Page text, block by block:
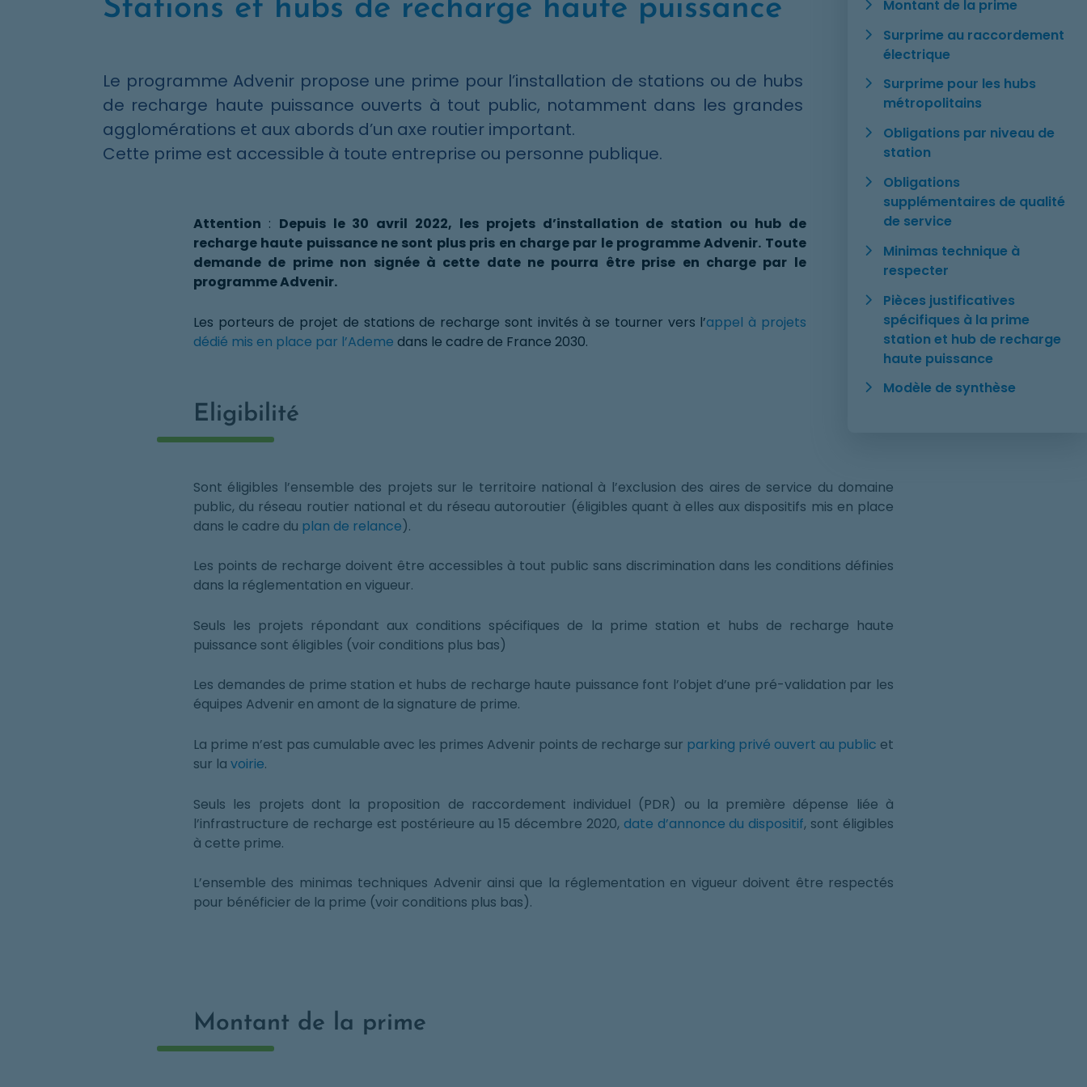
Stations et hubs de recharge haute puissance
Le programme Advenir propose une prime pour l’installation de stations ou de hubs
de recharge haute puissance ouverts à tout public, notamment dans les grandes
agglomérations et aux abords d’un axe routier important.
Cette prime est accessible à toute entreprise ou personne publique.
Montant de la prime
Surprime au raccordement
électrique
Surprime pour les hubs
métropolitains
Obligations par niveau de
station
Obligations
supplémentaires de qualité
de service
Minimas technique à
respecter
Pièces justificatives
spécifiques à la prime
station et hub de recharge
haute puissance
Modèle de synthèse
Attention : Depuis le 30 avril 2022, les projets d’installation de station ou hub de
recharge haute puissance ne sont plus pris en charge par le programme Advenir. Toute
demande de prime non signée à cette date ne pourra être prise en charge par le
programme Advenir.
Les porteurs de projet de stations de recharge sont invités à se tourner vers l’appel à projets
dédié mis en place par l’Ademe dans le cadre de France 2030.
Eligibilité
Sont éligibles l’ensemble des projets sur le territoire national à l’exclusion des aires de service du domaine
public, du réseau routier national et du réseau autoroutier (éligibles quant à elles aux dispositifs mis en place
dans le cadre du plan de relance).
Les points de recharge doivent être accessibles à tout public sans discrimination dans les conditions définies
dans la réglementation en vigueur.
Seuls les projets répondant aux conditions spécifiques de la prime station et hubs de recharge haute
puissance sont éligibles (voir conditions plus bas)
Les demandes de prime station et hubs de recharge haute puissance font l’objet d’une pré-validation par les
équipes Advenir en amont de la signature de prime.
La prime n’est pas cumulable avec les primes Advenir points de recharge sur parking privé ouvert au public et
sur la voirie.
Seuls les projets dont la proposition de raccordement individuel (PDR) ou la première dépense liée à
l’infrastructure de recharge est postérieure au 15 décembre 2020, date d’annonce du dispositif, sont éligibles
à cette prime.
L’ensemble des minimas techniques Advenir ainsi que la réglementation en vigueur doivent être respectés
pour bénéficier de la prime (voir conditions plus bas).
Montant de la prime